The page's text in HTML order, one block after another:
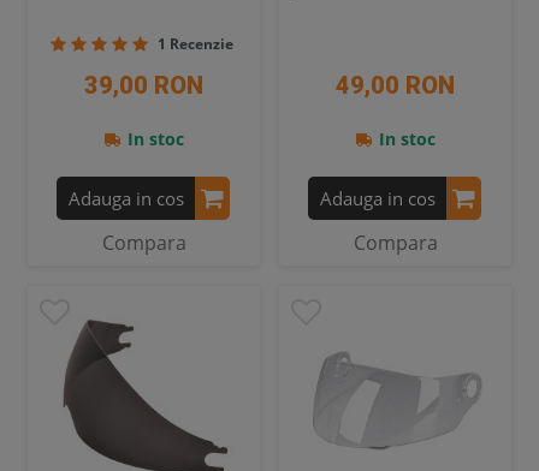
1 Recenzie
39,00 RON
In stoc
Adauga in cos
Compara
49,00 RON
In stoc
Adauga in cos
Compara